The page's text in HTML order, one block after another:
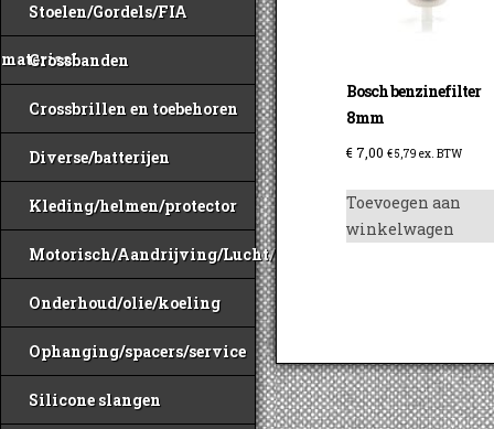
Stoelen/Gordels/FIA
materiaal
Crossbanden
Crossbrillen en toebehoren
Diverse/batterijen
Kleding/helmen/protector
Motorisch/Aandrijving/Lucht/Benzine
Onderhoud/olie/koeling
Ophanging/spacers/service
Silicone slangen
Bosch benzinefilter
8mm
€ 7,00 €5,79 ex. BTW
Toevoegen aan
winkelwagen